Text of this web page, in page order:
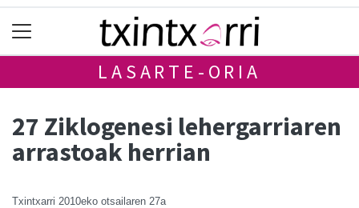
LASARTE-ORIA
27 Ziklogenesi lehergarriaren
arrastoak herrian
Txintxarri 2010eko otsailaren 27a